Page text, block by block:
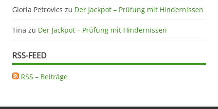
Gloria Petrovics zu Der Jackpot – Prüfung mit Hindernissen
Tina zu Der Jackpot – Prüfung mit Hindernissen
RSS-FEED
RSS – Beiträge